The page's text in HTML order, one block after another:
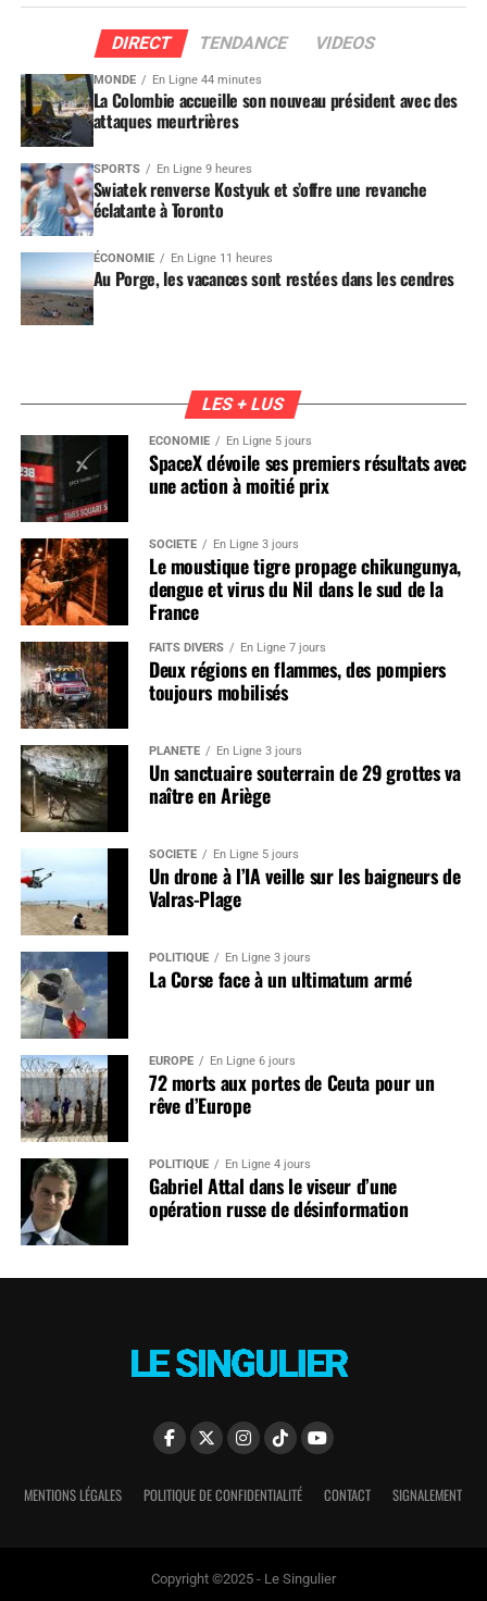
DIRECT TENDANCE VIDEOS
MONDE En Ligne 44 minutes
La Colombie accueille son nouveau président avec des
attaques meurtrières
SPORTS En Ligne 9 heures
Swiatek renverse Kostyuk et s’offre une revanche
éclatante à Toronto
ÉCONOMIE En Ligne 11 heures
Au Porge, les vacances sont restées dans les cendres
LES + LUS
ÉCONOMIE En Ligne 5 jours
SpaceX dévoile ses premiers résultats avec
une action à moitié prix
SOCIÉTÉ En Ligne 3 jours
Le moustique tigre propage chikungunya,
dengue et virus du Nil dans le sud de la
France
FAITS DIVERS En Ligne 7 jours
Deux régions en flammes, des pompiers
toujours mobilisés
PLANÈTE En Ligne 3 jours
Un sanctuaire souterrain de 29 grottes va
naître en Ariège
SOCIÉTÉ En Ligne 5 jours
Un drone à l’IA veille sur les baigneurs de
Valras-Plage
POLITIQUE En Ligne 3 jours
La Corse face à un ultimatum armé
EUROPE En Ligne 6 jours
72 morts aux portes de Ceuta pour un
rêve d’Europe
POLITIQUE En Ligne 4 jours
Gabriel Attal dans le viseur d’une
opération russe de désinformation
MENTIONS LÉGALES POLITIQUE DE CONFIDENTIALITÉ CONTACT SIGNALEMENT
Copyright ©2025 - Le Singulier